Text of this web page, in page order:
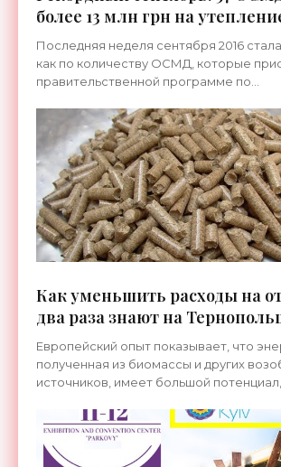
более 13 млн грн на
многоэтажек - «Новости
Последняя неделя сентября 2016
как по количеству ОСМД, которые
правительственной программе по
привлеченных ими на
Как уменьшить расходы на
два раза знают на
«Новости Электроники»
Европейский опыт показывает, что
полученная из биомассы и других
источников, имеет большой
европейских странах